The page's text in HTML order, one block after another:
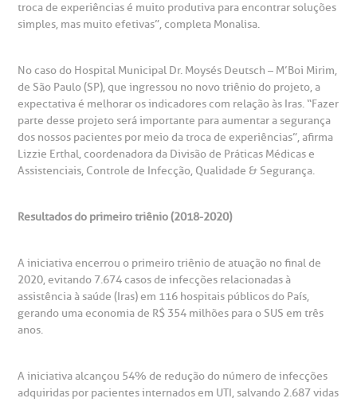
troca de experiências é muito produtiva para encontrar soluções
simples, mas muito efetivas”, completa Monalisa.
No caso do Hospital Municipal Dr. Moysés Deutsch – M’Boi Mirim,
de São Paulo (SP), que ingressou no novo triênio do projeto, a
expectativa é melhorar os indicadores com relação às Iras. “Fazer
parte desse projeto será importante para aumentar a segurança
dos nossos pacientes por meio da troca de experiências”, afirma
Lizzie Erthal, coordenadora da Divisão de Práticas Médicas e
Assistenciais, Controle de Infecção, Qualidade & Segurança.
Resultados do primeiro triênio (2018-2020)
A iniciativa encerrou o primeiro triênio de atuação no final de
2020, evitando 7.674 casos de infecções relacionadas à
assistência à saúde (Iras) em 116 hospitais públicos do País,
gerando uma economia de R$ 354 milhões para o SUS em três
anos.
A iniciativa alcançou 54% de redução do número de infecções
adquiridas por pacientes internados em UTI, salvando 2.687 vidas